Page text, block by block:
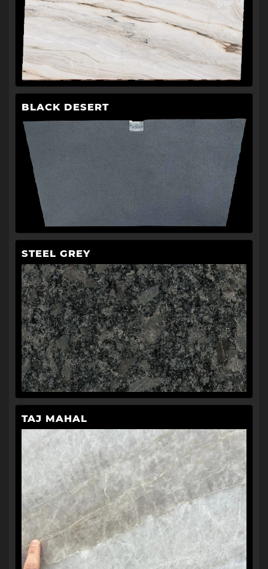
BLACK DESERT
STEEL GREY
TAJ MAHAL